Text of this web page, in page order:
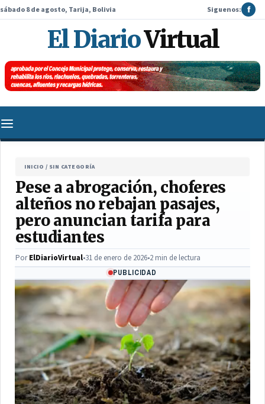
sábado 8 de agosto, Tarija, Bolivia Siguenos: f
El DiarioVirtual
INICIO / SIN CATEGORÍA
Pese a abrogación, choferes
alteños no rebajan pasajes,
pero anuncian tarifa para
estudiantes
PorElDiarioVirtual•31 de enero de 2026•2 min de lectura
PUBLICIDAD